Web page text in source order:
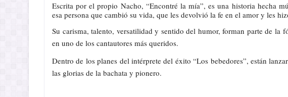
Escrita por el propio Nacho, “Encontré la mía”, es una historia hecha
esa persona que cambió su vida, que les devolvió la fe en el amor y les
Su carisma, talento, versatilidad y sentido del humor, forman parte de la
en uno de los cantautores más queridos.
Dentro de los planes del intérprete del éxito “Los bebedores”, están
las glorias de la bachata y pionero.